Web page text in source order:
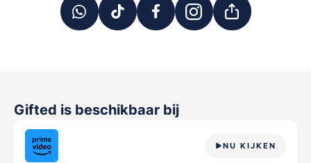
Gifted is beschikbaar bij
NU KIJKEN